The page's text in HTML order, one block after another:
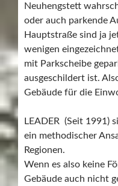
Neuhengstett
oder auch parkende
Hauptstraße sind ja
wenigen
mit Parkscheibe
ausgeschildert ist.
Gebäude für die
LEADER (Seit 1991)
ein methodischer
Regionen.
Wenn es also keine
Gebäude auch nicht